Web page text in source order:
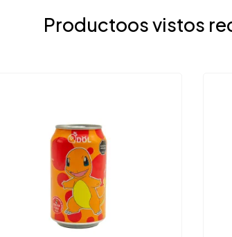
Productoos vistos